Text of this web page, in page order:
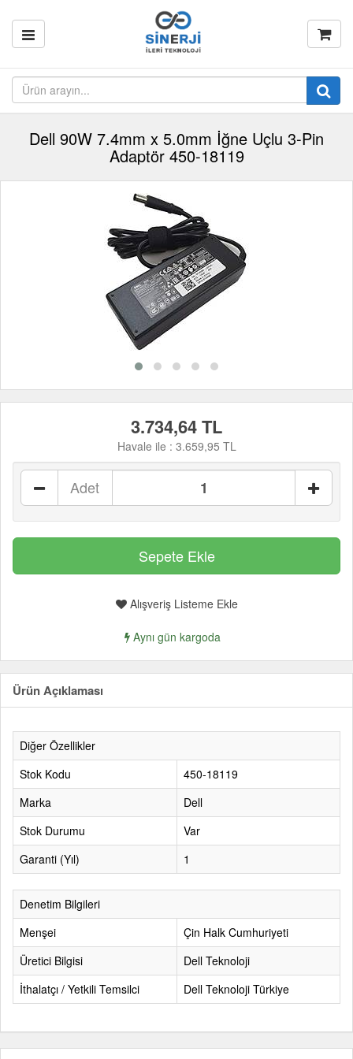
Dell 90W 7.4mm x 5.0mm İğne Uçlu 3-Pin
Adaptör 450-18119
3.734,64 TL
Havale ile : 3.659,95 TL
Adet
Alışveriş Listeme Ekle
Aynı gün kargoda
Ürün Açıklaması
Diğer Özellikler
Stok Kodu
450-18119
Marka
Dell
Stok Durumu
Var
Garanti (Yıl)
1
Denetim Bilgileri
Menşei
Çin Halk Cumhuriyeti
Üretici Bilgisi
Dell Teknoloji
İthalatçı / Yetkili Temsilci
Dell Teknoloji Türkiye